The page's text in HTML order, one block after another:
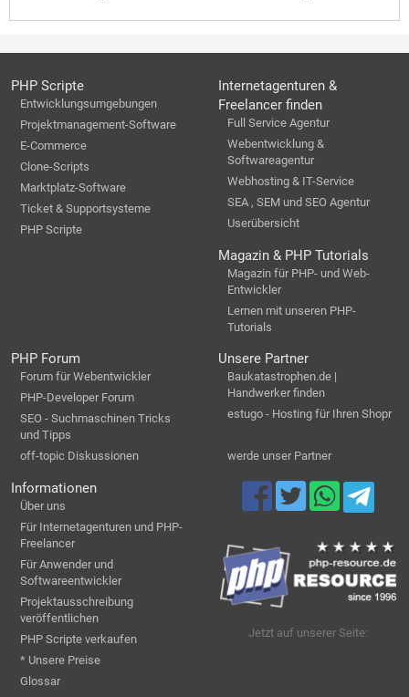
PHP Scripte
Entwicklungsumgebungen
Projektmanagement-Software
E-Commerce
Clone-Scripts
Marktplatz-Software
Ticket & Supportsysteme
PHP Scripte
Internetagenturen &
Freelancer finden
Full Service Agentur
Webentwicklung &
Softwareagentur
Webhosting & IT-Service
SEA , SEM und SEO Agentur
Userübersicht
Magazin & PHP Tutorials
Magazin für PHP- und Web-
Entwickler
Lernen mit unseren PHP-
Tutorials
PHP Forum
Forum für Webentwickler
PHP-Developer Forum
SEO - Suchmaschinen Tricks
und Tipps
off-topic Diskussionen
Unsere Partner
Baukatastrophen.de |
Handwerker finden
estugo - Hosting für Ihren Shopr
werde unser Partner
Informationen
Über uns
Für Internetagenturen und PHP-
Freelancer
Für Anwender und
Softwareentwickler
Projektausschreibung
veröffentlichen
PHP Scripte verkaufen
* Unsere Preise
Glossar
Jetzt auf unserer Seite: